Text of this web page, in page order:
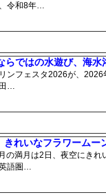
令和8年…
らではの水遊び、海
ンフェスタ2026が、2026
…
きれいなフラワーム
の満月は2日、夜空にきれ
語圏…